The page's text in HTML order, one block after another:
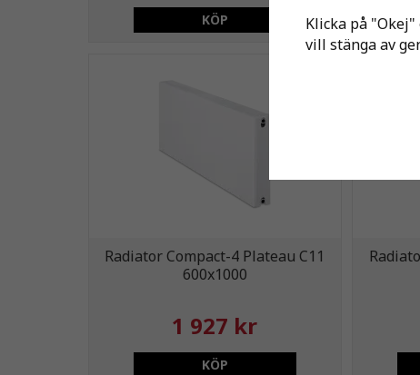
KÖP
Radiator Compact-4 Plateau C11
600x1000
1 927 kr
KÖP
Klicka på
vill stänga av